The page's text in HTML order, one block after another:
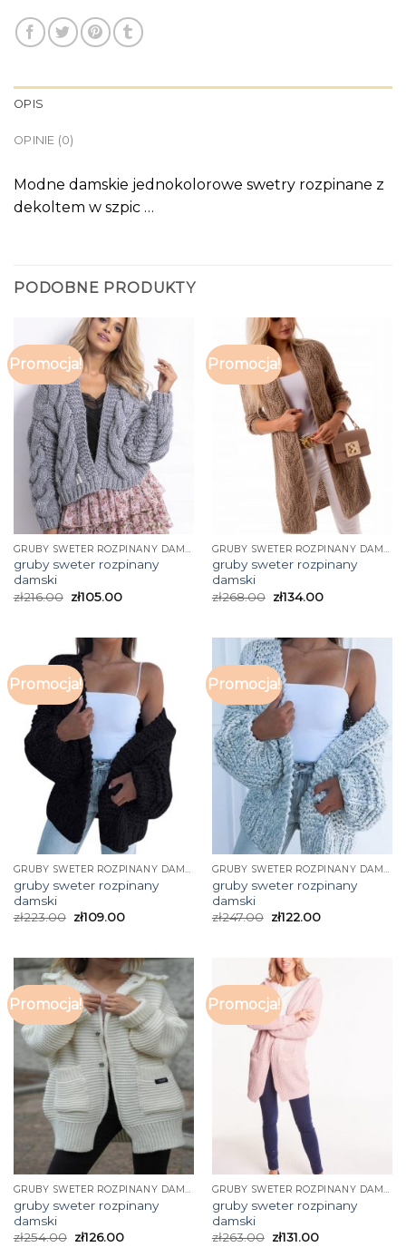
OPIS
OPINIE (0)
Modne damskie jednokolorowe swetry rozpinane z
dekoltem w szpic …
PODOBNE PRODUKTY
Promocja!
gruby sweter rozpinany
damski
zł216.00 zł105.00
Promocja!
gruby sweter rozpinany
damski
zł268.00 zł134.00
Promocja!
GRUBY SWETER ROZPINANY DAMSKI
gruby sweter rozpinany
damski
zł223.00 zł109.00
Promocja!
GRUBY SWETER ROZPINANY DAMSKI
gruby sweter rozpinany
damski
zł247.00 zł122.00
Promocja!
GRUBY SWETER ROZPINANY DAMSKI
gruby sweter rozpinany
damski
zł254.00 zł126.00
Promocja!
GRUBY SWETER ROZPINANY DAMSKI
gruby sweter rozpinany
damski
zł263.00 zł131.00